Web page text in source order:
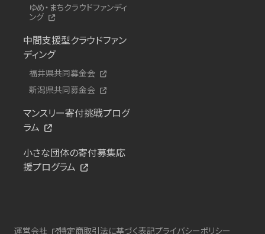
ゆめ・まちクラウドファンディ
ング
中間支援型クラウドファン
ディング
福井県共同募金会
新潟県共同募金会
マンスリー寄付挑戦プログ
ラム
小さな団体の寄付募集応
援プログラム
運営会社 特定商取引法に基づく表記プライバシーポリシー